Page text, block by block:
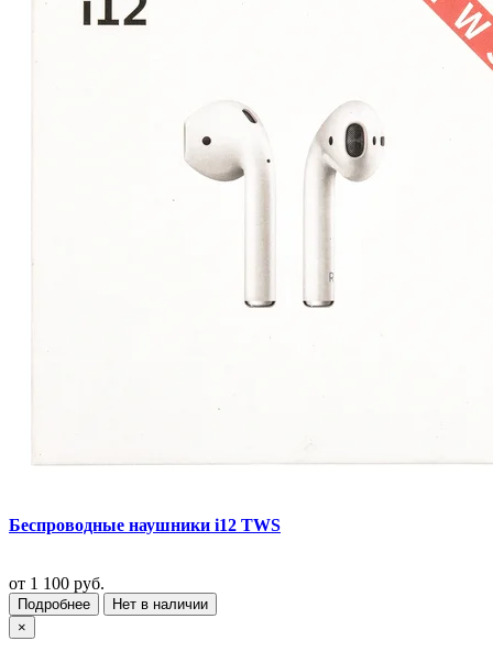
Беспроводные наушники i12 TWS
от 1 100 руб.
Подробнее
Нет в наличии
×